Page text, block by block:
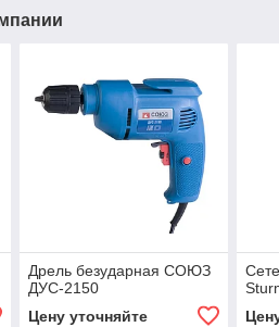
Дрель безударная СОЮЗ
ДУС-2150
Цену уточняйте